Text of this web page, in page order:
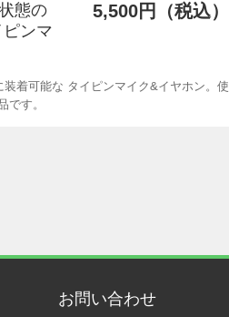
態の
ンマ
5,500円（税込）
着可能な タイピンマイク&イヤホン。使
です。
お問い合わせ